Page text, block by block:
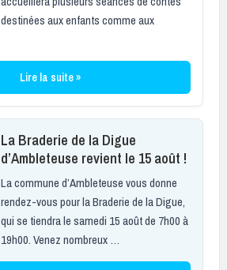
destinées aux enfants comme aux
Lire la suite »
La Braderie de la Digue
d’Ambleteuse revient le 15 août !
La commune d’Ambleteuse vous donne
rendez-vous pour la Braderie de la Digue,
qui se tiendra le samedi 15 août de 7h00 à
19h00. Venez nombreux …